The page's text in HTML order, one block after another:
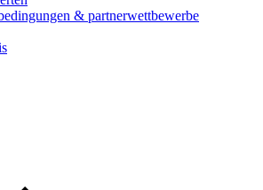
& partnerwettbewerbe